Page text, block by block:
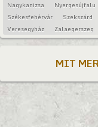
Nagykanizsa
Nyergesújfalu
Székesfehérvár
Szekszárd
Veresegyház
Zalaegerszeg
MIT